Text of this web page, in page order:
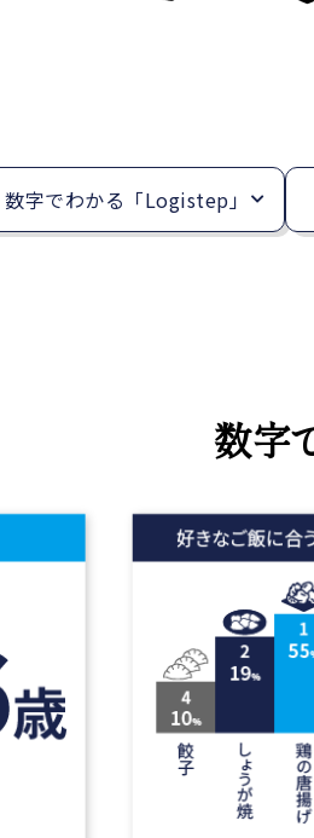
数字でわかる「Logistep」
数字